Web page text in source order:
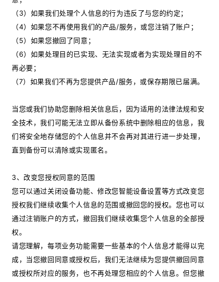
（3）如果我们处理个人信息的行为违反了与您的约定；
（4）如果您不再使用我们的产品/服务，或您注销了账户；
（5）如果您撤回了同意；
（6）如果处理目的已实现、无法实现或者为实现处理目的不
再必要；
（7）如果我们不再为您提供产品/服务，或保存期限已届满。
当您或我们协助您删除相关信息后，因为适用的法律法规和安
全技术，我们可能无法立即从备份系统中删除相应的信息，我
们将安全地存储您的个人信息并不会再对其进行进一步处理，
直到备份可以清除或实现匿名。
3、改变您授权同意的范围
您可以通过关闭设备功能、修改您智能设备设置等方式改变您
授权我们继续收集个人信息的范围或撤回您的授权。您也可以
通过注销账户的方式，撤回我们继续收集您个人信息的全部授
权。
请您理解，每项业务功能需要一些基本的个人信息才能得以完
成，当您撤回同意或授权后，我们无法继续为您提供撤回同意
或授权所对应的服务，也不再处理您相应的个人信息。但您撤